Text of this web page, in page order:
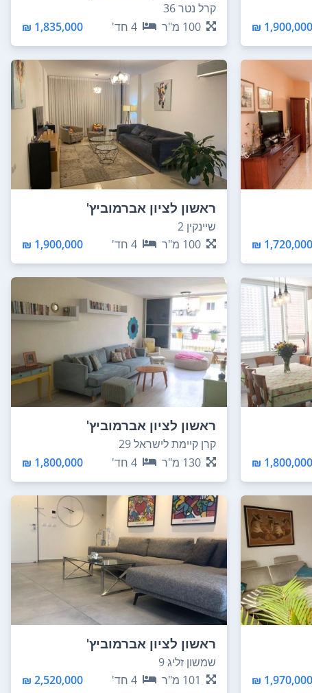
1,900,000 ₪
קרל נטר 36
100 מ"ר 4 חד' 1,835,000 ₪
1,720,000 ₪
ראשון לציון אברמוביץ'
שיינקין 2
100 מ"ר 4 חד' 1,900,000 ₪
1,800,000 ₪
ראשון לציון אברמוביץ'
קרן קיימת לישראל 29
130 מ"ר 4 חד' 1,800,000 ₪
1,970,000 ₪
ראשון לציון אברמוביץ'
שמשון זליג 9
101 מ"ר 4 חד' 2,520,000 ₪